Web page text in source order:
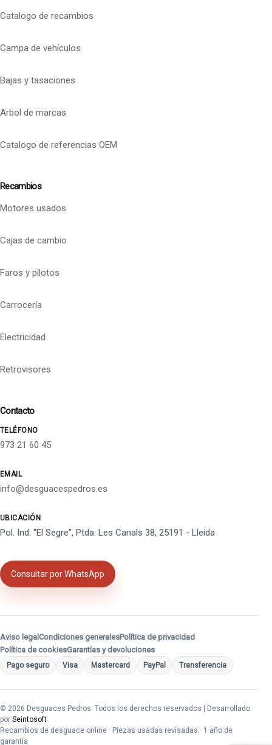
Catalogo de recambios
Campa de vehículos
Bajas y tasaciones
Arbol de marcas
Catalogo de referencias OEM
Recambios
Motores usados
Cajas de cambio
Faros y pilotos
Carrocería
Electricidad
Retrovisores
Contacto
TELÉFONO
973 21 60 45
EMAIL
info@desguacespedros.es
UBICACIÓN
Pol. Ind. "El Segre", Ptda. Les Canals 38, 25191 - Lleida
Consultar por WhatsApp
Aviso legal Condiciones generalesPolítica de privacidad
Política de cookiesGarantías y devoluciones
Pago seguro Visa Mastercard PayPal Transferencia
© 2026 Desguaces Pedros. Todos los derechos reservados | Desarrollado
por Seintosoft
Recambios de desguace online · Piezas usadas revisadas · 1 año de
garantía